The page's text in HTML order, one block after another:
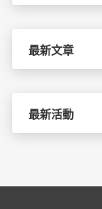
關
最新文章
最新活動